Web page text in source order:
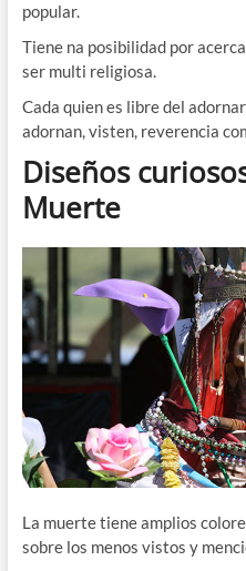
popular.
Tiene na posibilidad por
ser multi religiosa.
Cada quien es libre del
adornan, visten, reverencia
Diseños
Muerte
La muerte tiene amplios
sobre los menos vistos y